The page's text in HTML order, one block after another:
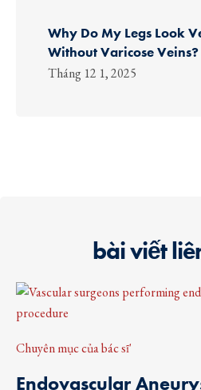
Why Do My Legs Look
Without Varicose Veins?
Tháng 12 1, 2025
bài viết
Chuyên mục của bác sĩ'
Endovascular